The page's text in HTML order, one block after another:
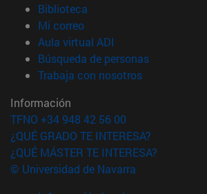
Biblioteca
Mi correo(abre en nueva ventana)
Aula virtual ADI
Búsqueda de personas(abre en
Trabaja con nosotros(abre en
Información
TFNO +34 948 42 56 00
¿QUÉ GRADO TE INTERESA?
¿QUÉ MÁSTER TE INTERESA?
© Universidad de Navarra